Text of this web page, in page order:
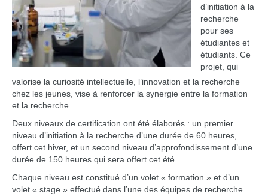
d’initiation à la
recherche
pour ses
étudiantes et
étudiants. Ce
projet, qui
valorise la curiosité intellectuelle, l’innovation et la recherche
chez les jeunes, vise à renforcer la synergie entre la formation
et la recherche.
Deux niveaux de certification ont été élaborés : un premier
niveau d’initiation à la recherche d’une durée de 60 heures,
offert cet hiver, et un second niveau d’approfondissement d’une
durée de 150 heures qui sera offert cet été.
Chaque niveau est constitué d’un volet « formation » et d’un
volet « stage » effectué dans l’une des équipes de recherche